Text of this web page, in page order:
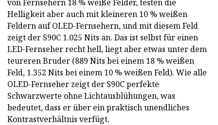
von Fernsehern 18 % weiße Felder, testen die
Helligkeit aber auch mit kleineren 10 % weißen
Feldern auf OLED-Fernsehern, und mit diesem Feld
zeigt der S90C 1.025 Nits an. Das ist selbst für einen
LED-Fernseher recht hell, liegt aber etwas unter dem
teureren Bruder (889 Nits bei einem 18 % weißen
Feld, 1.352 Nits bei einem 10 % weißen Feld). Wie alle
OLED-Fernseher zeigt der S90C perfekte
Schwarzwerte ohne Lichtausblühungen, was
bedeutet, dass er über ein praktisch unendliches
Kontrastverhältnis verfügt.